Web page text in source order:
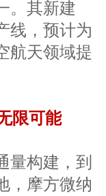
。其新建
线，预计为
航天领域提
限可能
量构建，到
，摩方微纳